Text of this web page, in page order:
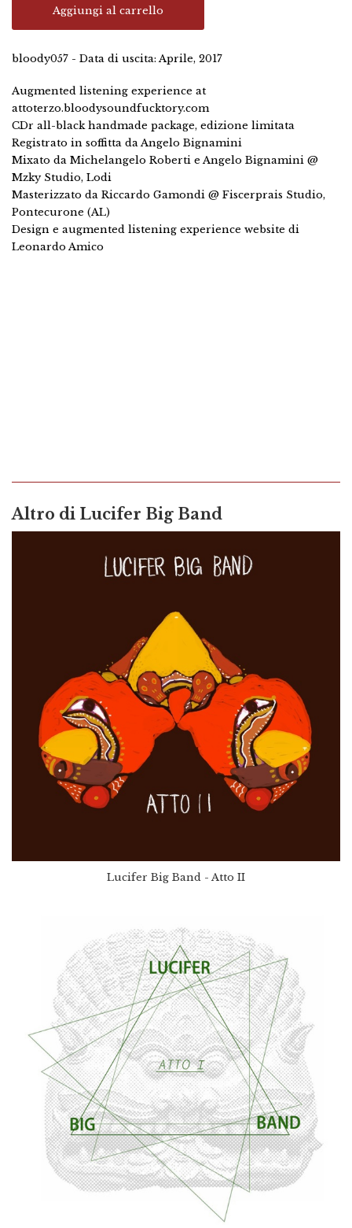
Aggiungi al carrello
bloody057 - Data di uscita: Aprile, 2017
Augmented listening experience at
attoterzo.bloodysoundfucktory.com
CDr all-black handmade package, edizione limitata
Registrato in soffitta da Angelo Bignamini
Mixato da Michelangelo Roberti e Angelo Bignamini @
Mzky Studio, Lodi
Masterizzato da Riccardo Gamondi @ Fiscerprais Studio,
Pontecurone (AL)
Design e augmented listening experience website di
Leonardo Amico
Altro di Lucifer Big Band
Lucifer Big Band - Atto II